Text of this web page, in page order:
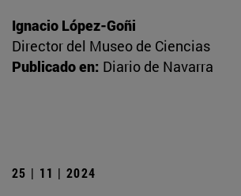
Ignacio López-Goñi
Director del Museo de Ciencias
Publicado en: Diario de Navarra
25 | 11 | 2024